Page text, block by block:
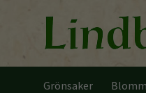
Grönsaker